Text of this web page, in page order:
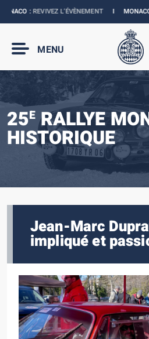
:REVIVEZ L’ÉVÈNEMENTIMONACO
MENU
25ERALLYE
HISTORIQUE
Jean-Marc
impliqué et